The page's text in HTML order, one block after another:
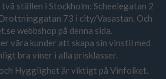
ställen i Stockholm: Scheelegatan 2
73 i city/Vasastan. Och
webbshop på denna sida.
våra kunder att skapa sin vinstil med
bra viner i alla prisklasser.
Hygglighet är viktigt på Vinfolket.